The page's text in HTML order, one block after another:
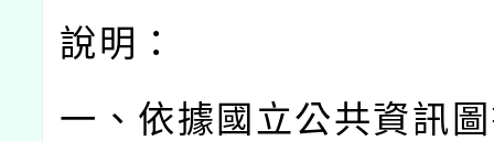
說明：
一、依據國立公共資訊